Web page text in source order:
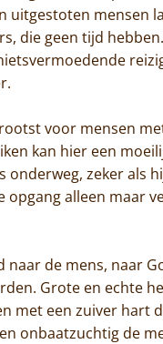
mensen
die geen tijd
voor mensen
kan hier een
zeker als
opgang alleen maar
de mens, naar
Grote en echte
met een zuiver hart
onbaatzuchtig de